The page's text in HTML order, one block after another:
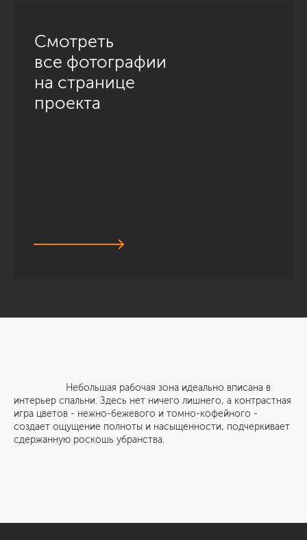
Смотреть
все фотографии
на странице
проекта
Небольшая рабочая зона идеально вписана в
интерьер спальни. Здесь нет ничего лишнего, а контрастная
игра цветов - нежно-бежевого и томно-кофейного -
создает ощущение полноты и насыщенности, подчеркивает
сдержанную роскошь убранства.